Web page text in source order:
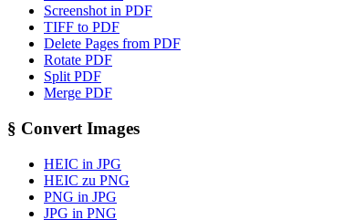
Screenshot in PDF
TIFF to PDF
Delete Pages from PDF
Rotate PDF
Split PDF
Merge PDF
§ Convert Images
HEIC in JPG
HEIC zu PNG
PNG in JPG
JPG in PNG